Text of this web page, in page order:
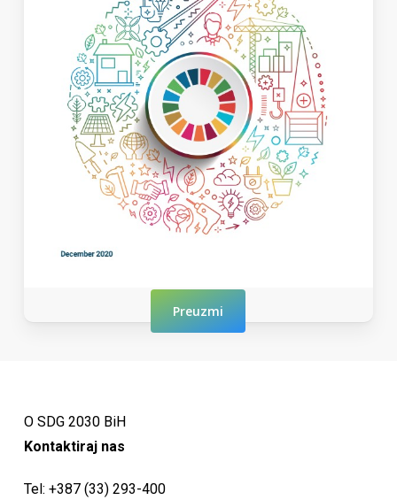
Preuzmi
O SDG 2030 BiH
Kontaktiraj nas
Tel: +387 (33) 293-400